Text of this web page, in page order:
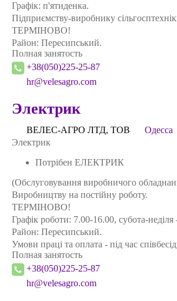
Графік: п'ятиденка.
Підприємству-виробнику
ТЕРМІНОВО!
Район: Пересипський.
Полная занятость
+38(050)225-25-87
hr@velesagro.com
Электрик
ВЕЛЕС-АГРО ЛТД, ТОВ Одесса
Электрик
Потрібен ЕЛЕКТРИК
(Обслуговування виробничого
Виробництву на постійну роботу.
ТЕРМІНОВО!
Графік роботи: 7.00-16.00, субота-неділя
Район: Пересипський.
Умови працi та оплата - під час
Полная занятость
+38(050)225-25-87
hr@velesagro.com